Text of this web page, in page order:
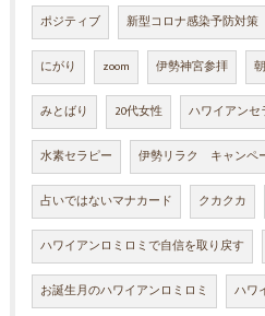
ポジティブ 新型コロナ感染予防対策
にがり zoom 伊勢神宮参拝
みとばり 20代女性 ハワイアンセ
水素セラピー 伊勢リラク キャンペ
占いではないマナカード クカクカ
ハワイアンロミロミで自信を取り戻す
お誕生月のハワイアンロミロミ ハワ